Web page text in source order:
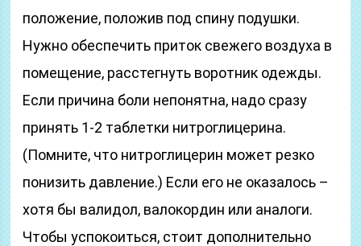
положение, положив под спину подушки.
Нужно обеспечить приток свежего воздуха в
помещение, расстегнуть воротник одежды.
Если причина боли непонятна, надо сразу
принять 1-2 таблетки нитроглицерина.
(Помните, что нитроглицерин может резко
понизить давление.) Если его не оказалось –
хотя бы валидол, валокордин или аналоги.
Чтобы успокоиться, стоит дополнительно